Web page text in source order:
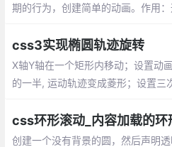
期的行为，创建简单的动画。作用
css3实现椭圆轨迹旋转
X轴Y轴在一个矩形内移动；设置动
的一半, 运动轨迹变成菱形；设置三
创建一个没有背景的圆，然后声明